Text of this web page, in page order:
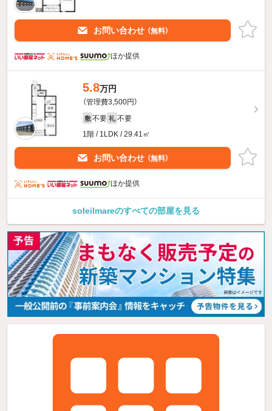
お問い合わせ （無料）
ほか提供
5.8万円
（管理費3,500円）
敷 不要 礼 不要
1階 / 1LDK / 29.41㎡
お問い合わせ （無料）
ほか提供
soleilmareのすべての部屋を見る